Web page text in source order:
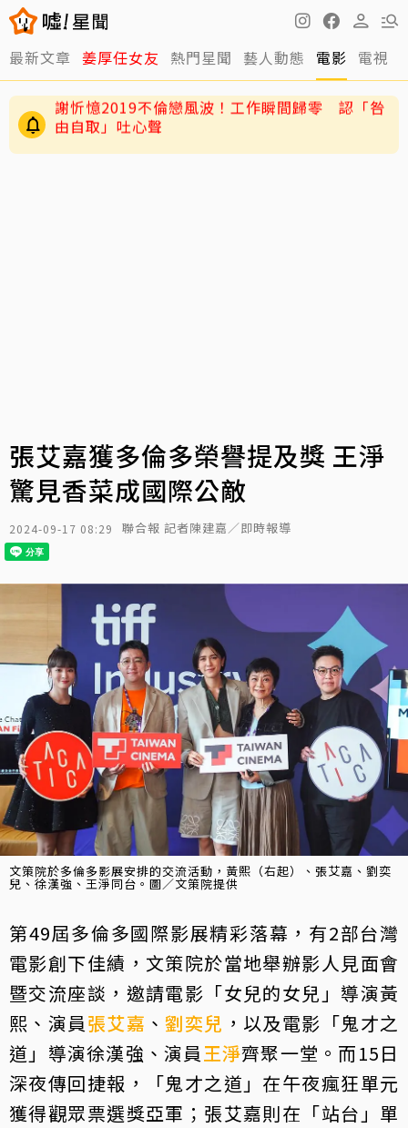
最新文章 姜厚任女友 熱門星聞 藝人動態 電影 電視
老高與小茉新片「AI圖片也沒了」全程黑底白
字 網驚：直接變Podcast
張艾嘉獲多倫多榮譽提及獎 王淨
驚見香菜成國際公敵
2024-09-17 08:29 聯合報 記者陳建嘉／即時報導
文策院於多倫多影展安排的交流活動，黃熙（右起）、張艾嘉、劉奕
兒、徐漢強、王淨同台。圖／文策院提供
第49屆多倫多國際影展精彩落幕，有2部台灣
電影創下佳績，文策院於當地舉辦影人見面會
暨交流座談，邀請電影「女兒的女兒」導演黃
熙、演員張艾嘉 、劉奕兒 ，以及電影「鬼才之
道」導演徐漢強、演員王淨齊聚一堂。而15日
深夜傳回捷報，「鬼才之道」在午夜瘋狂單元
獲得觀眾票選獎亞軍；張艾嘉則在「站台」單